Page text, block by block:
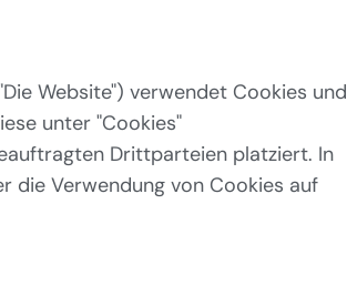
Website") verwendet Cookies und
unter "Cookies"
Drittparteien platziert. In
die Verwendung von Cookies auf